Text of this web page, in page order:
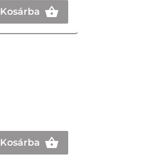
Kosárba
Kosárba